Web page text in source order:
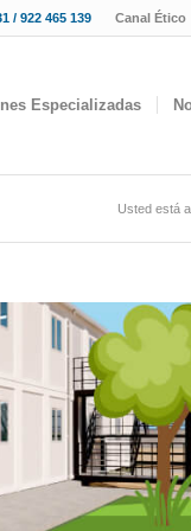
Canal Ético
/ 922 465 139
Especializadas
Usted está